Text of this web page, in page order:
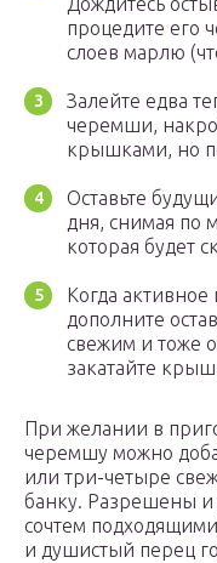
процедите его
слоев марлю
Залейте едва
черемши,
крышками, но
Оставьте
дня, снимая по
которая будет
Когда
дополните
свежим и тоже
закатайте
При желании в
черемшу можно
или три-четыре
банку. Разрешены
сочтем
и душистый перец